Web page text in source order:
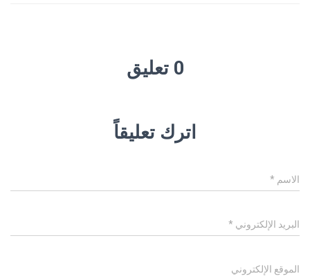
0 تعليق
اترك تعليقاً
الاسم *
البريد الإلكتروني *
الموقع الإلكتروني